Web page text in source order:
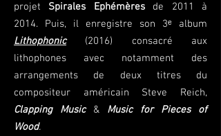
projet Spirales Ephémèresde 2011 à
2014. Puis, il enregistre son 3ᵉ album
Lithophonic
(2016) consacré aux
lithophones avec notamment des
arrangements de deux titres du
compositeur américain Steve Reich,
Clapping Music& Music for Pieces of
Wood.